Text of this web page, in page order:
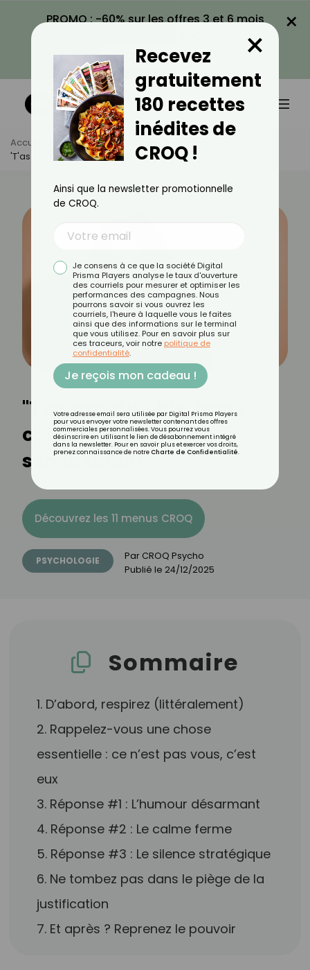
PROMO : -60% sur les offres 3 et 6 mois
VOIR LA PROMO
×
Accueil Actus
Psychologie
'T'as Pris Du Bide, Non ?' : Comment Répondre Sereinement
"T'as pris du bide, non ?" :
comment répondre
sereinement
Découvrez les 11 menus CROQ
PSYCHOLOGIE Par CROQ Psycho
Publié le 24/12/2025
Sommaire
1. D’abord, respirez (littéralement)
2. Rappelez-vous une chose
essentielle : ce n’est pas vous, c’est
eux
3. Réponse #1 : L’humour désarmant
4. Réponse #2 : Le calme ferme
5. Réponse #3 : Le silence stratégique
6. Ne tombez pas dans le piège de la
justification
7. Et après ? Reprenez le pouvoir
Recevez
gratuitement
180 recettes
inédites de
CROQ !
×
Ainsi que la newsletter promotionnelle
de CROQ.
Je consens à ce que la société Digital
Prisma Players analyse le taux d'ouverture
des courriels pour mesurer et optimiser les
performances des campagnes. Nous
pourrons savoir si vous ouvrez les
courriels, l'heure à laquelle vous le faites
ainsi que des informations sur le terminal
que vous utilisez. Pour en savoir plus sur
ces traceurs, voir notre politique de
confidentialité.
Je reçois mon cadeau !
Votre adresse email sera utilisée par Digital Prisma Players
pour vous envoyer votre newsletter contenant des offres
commerciales personnalisées. Vous pourrez vous
désinscrire en utilisant le lien de désabonnement intégré
dans la newsletter. Pour en savoir plus et exercer vos droits,
prenez connaissance de notre Charte de Confidentialité.